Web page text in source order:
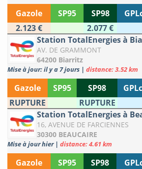
Gazole SP95 SP98
2.123 €
2.077 €
Station TotalEnergies à
AV. DE GRAMMONT
64200 Biarritz
Mise à jour: il y a 7 jours | distance: 3.52 km
Gazole SP95 SP98 GPLc
RUPTURE
RUPTURE
Station TotalEnergies à
16, AVENUE DE FARCIENNES
30300 BEAUCAIRE
Mise à jour hier | distance: 4.61 km
Gazole SP95 SP98